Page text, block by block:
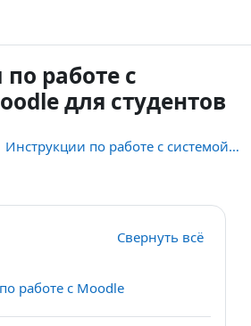
работе с
для студентов
Инструкции по работе с системой moodle для студентов
Свернуть всё
работе с Moodle